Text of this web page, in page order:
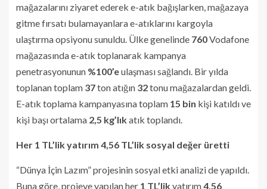
mağazalarını ziyaret ederek e-atık bağışlarken, mağazaya
gitme fırsatı bulamayanlara e-atıklarını kargoyla
ulaştırma opsiyonu sunuldu. Ülke genelinde 760Vodafone
mağazasında e-atık toplanarak kampanya
penetrasyonunun %100’eulaşması sağlandı. Bir yılda
toplanan toplam 37ton atığın 32tonu mağazalardan geldi.
E-atık toplama kampanyasına toplam 15 bin kişi katıldı ve
kişi başı ortalama 2,5 kg’lıkatık toplandı.
Her 1 TL’lik yatırım 4,56 TL’lik sosyal değer üretti
“Dünya İçin Lazım” projesinin sosyal etki analizi de yapıldı.
Buna göre, projeye yapılan her 1 TL’likyatırım4,56